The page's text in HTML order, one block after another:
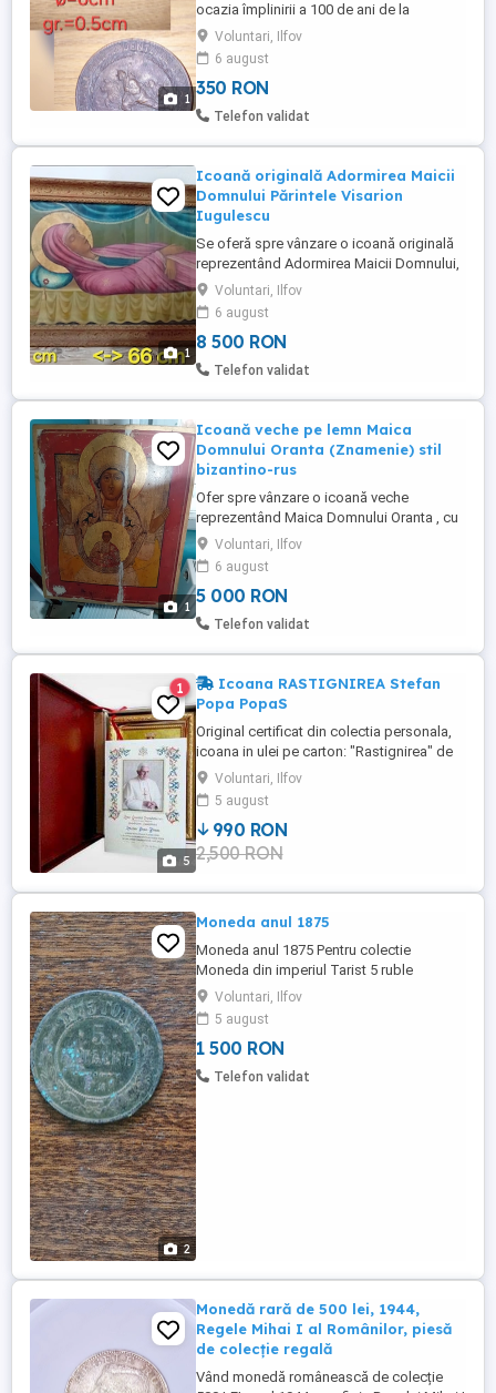
1
ocazia împlinirii a 100 de ani de la
Independența de Stat a României. Medalia
prezintă pe avers o scenă de luptă din
Războiul de Independență și inscripția
Centenarul Independenței de Stat a
României 1877 1977 , iar pe revers stema
Caracteristici: Diametru: ...
Voluntari, Ilfov
6 august
350 RON
Telefon validat
1
Icoană originală Adormirea Maicii
Domnului Părintele Visarion
Iugulescu
Se oferă spre vânzare o icoană originală
reprezentând Adormirea Maicii Domnului,
semnată de Părintele Visarion Iugulescu.
Lucrarea este executată pe carton, în
tehnică tradițională, păstrând stilul
bizantin caracteristic autorului: desen
rafinat, cromatică armonioasă și o
Voluntari, Ilfov
6 august
8 500 RON
Telefon validat
1
Icoană veche pe lemn Maica
Domnului Oranta (Znamenie) stil
bizantino-rus
Ofer spre vânzare o icoană veche
reprezentând Maica Domnului Oranta , cu
Pruncul Hristos în medalion. Piesa este
realizată în stil bizantino-rus, cu fond aurit
și compoziție specifică școlilor de tradiție
răsăriteană. Patina, crăpăturile și urmele
trecerii timpului îi conferă autenticitate
Voluntari, Ilfov
6 august
5 000 RON
Telefon validat
5
1
Icoana RASTIGNIREA Stefan
Popa PopaS
Original certificat din colectia personala,
icoana in ulei pe carton: "Rastignirea" de
Stefan Popa PopaS, cu certificatul de
atestare si binecuvantarea scrisa a PAPEI
BENEDICT AL XVI-LEA. 26 x 19 cm. Lasati
un numar de contact si va caut eu imediat
ce pot vorbi. Trimit si in tara dar cu
Voluntari, Ilfov
5 august
990 RON
2,500 RON
2
Moneda anul 1875
Moneda anul 1875 Pentru colectie
Moneda din imperiul Tarist 5 ruble
Voluntari, Ilfov
5 august
1 500 RON
Telefon validat
Monedă rară de 500 lei, 1944,
Regele Mihai I al Românilor, piesă
de colecție regală
Vând monedă românească de colecție